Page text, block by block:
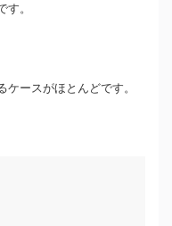
。
ースがほとんどです。